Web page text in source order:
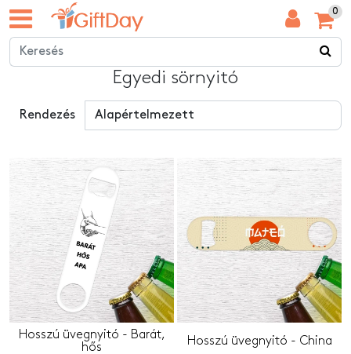
0
Egyedi sörnyitó
Rendezés
Hosszú üvegnyitó - Barát,
hős
Hosszú üvegnyitó - China